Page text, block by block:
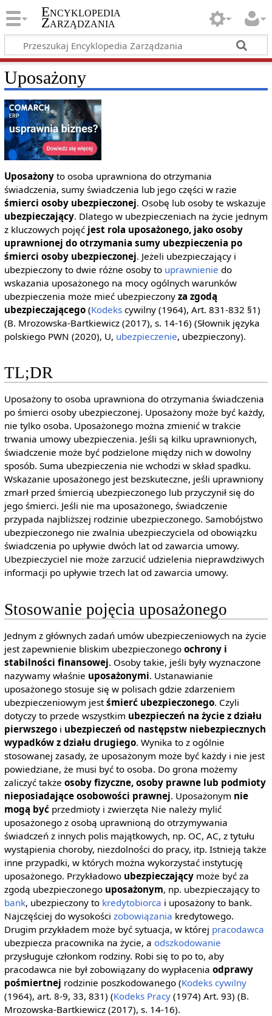
Encyklopedia
Zarządzania
Uposażony
Uposażonyto osoba uprawniona do otrzymania
świadczenia, sumy świadczenia lub jego części w razie
śmierci osoby ubezpieczonej. Osobę lub osoby te wskazuje
ubezpieczający. Dlatego w ubezpieczeniach na życie jednym
z kluczowych pojęć jest rola uposażonego, jako osoby
uprawnionej do otrzymania sumy ubezpieczenia po
śmierci osoby ubezpieczonej. Jeżeli ubezpieczający i
ubezpieczony to dwie różne osoby to uprawnienie do
wskazania uposażonego na mocy ogólnych warunków
ubezpieczenia może mieć ubezpieczony za zgodą
ubezpieczającego(Kodekscywilny (1964), Art. 831-832 §1)
(B. Mrozowska-Bartkiewicz (2017), s. 14-16) (Słownik języka
polskiego PWN (2020), U, ubezpieczenie, ubezpieczony).
TL;DR
Uposażony to osoba uprawniona do otrzymania świadczenia
po śmierci osoby ubezpieczonej. Uposażony może być każdy,
nie tylko osoba. Uposażonego można zmienić w trakcie
trwania umowy ubezpieczenia. Jeśli są kilku uprawnionych,
świadczenie może być podzielone między nich w dowolny
sposób. Suma ubezpieczenia nie wchodzi w skład spadku.
Wskazanie uposażonego jest bezskuteczne, jeśli uprawniony
zmarł przed śmiercią ubezpieczonego lub przyczynił się do
jego śmierci. Jeśli nie ma uposażonego, świadczenie
przypada najbliższej rodzinie ubezpieczonego. Samobójstwo
ubezpieczonego nie zwalnia ubezpieczyciela od obowiązku
świadczenia po upływie dwóch lat od zawarcia umowy.
Ubezpieczyciel nie może zarzucić udzielenia nieprawdziwych
informacji po upływie trzech lat od zawarcia umowy.
Stosowanie pojęcia uposażonego
Jednym z głównych zadań umów ubezpieczeniowych na życie
jest zapewnienie bliskim ubezpieczonego ochrony i
stabilności finansowej. Osoby takie, jeśli były wyznaczone
nazywamy właśnie uposażonymi. Ustanawianie
uposażonego stosuje się w polisach gdzie zdarzeniem
ubezpieczeniowym jestśmierć ubezpieczonego. Czyli
dotyczy to przede wszystkim ubezpieczeń na życie z działu
pierwszegoi ubezpieczeń od następstw niebezpiecznych
wypadków z działu drugiego. Wynika to z ogólnie
stosowanej zasady, że uposażonym może być każdy i nie jest
powiedziane, że musi być to osoba. Do grona możemy
zaliczyć także osoby fizyczne, osoby prawne lub podmioty
nieposiadające osobowości prawnej. Uposażonym nie
mogą byćprzedmioty i zwierzęta Nie należy mylić
uposażonego z osobą uprawnioną do otrzymywania
świadczeń z innych polis majątkowych, np. OC, AC, z tytułu
wystąpienia choroby, niezdolności do pracy, itp. Istnieją także
inne przypadki, w których można wykorzystać instytucję
uposażonego. Przykładowo ubezpieczającymoże być za
zgodą ubezpieczonego uposażonym, np. ubezpieczający to
bank, ubezpieczony to kredytobiorca i uposażony to bank.
Najczęściej do wysokości zobowiązania kredytowego.
Drugim przykładem może być sytuacja, w której pracodawca
ubezpiecza pracownika na życie, a odszkodowanie
przysługuje członkom rodziny. Robi się to po to, aby
pracodawca nie był zobowiązany do wypłacenia odprawy
pośmiertnej rodzinie poszkodowanego (Kodeks cywilny
(1964), art. 8-9, 33, 831) (Kodeks Pracy(1974) Art. 93) (B.
Mrozowska-Bartkiewicz (2017), s. 14-16).